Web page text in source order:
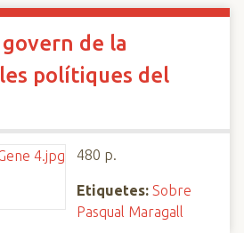
de la
polítiques del
480 p.
Etiquetes: Sobre
Pasqual Maragall